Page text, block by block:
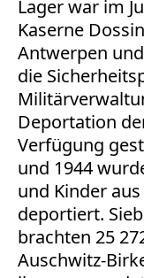
Lager war im
Kaserne
Antwerpen
die
Deportation
Verfügung
und 1944
und Kinder
deportiert.
brachten 25
Auschwitz-